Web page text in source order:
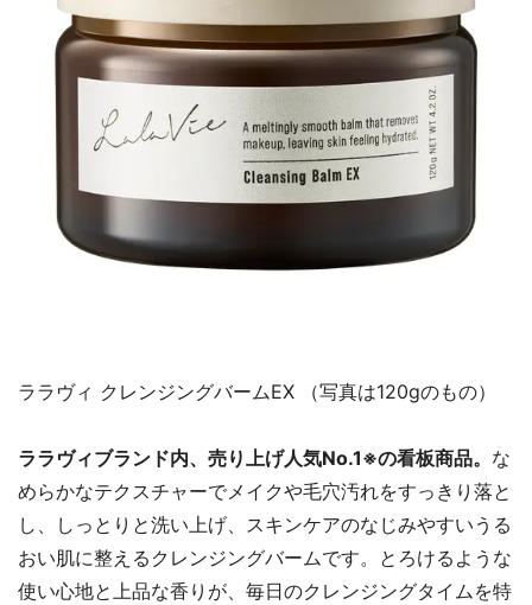
ララヴィ クレンジングバームEX （写真は120gのもの）
ララヴィブランド内、売り上げ人気No.1※の看板商品。 な
めらかなテクスチャーでメイクや毛穴汚れをすっきり落と
し、しっとりと洗い上げ、スキンケアのなじみやすいうる
おい肌に整えるクレンジングバームです。とろけるような
使い心地と上品な香りが、毎日のクレンジングタイムを特